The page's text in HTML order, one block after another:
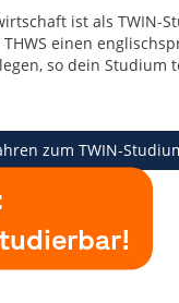
ist als TWIN-
einen
so dein Studium
zum TWIN-